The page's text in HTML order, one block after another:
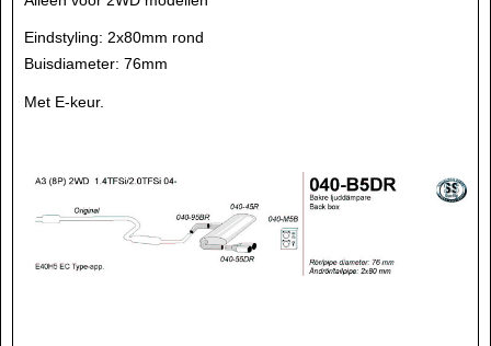
Eindstyling: 2x80mm rond
Buisdiameter: 76mm
Met E-keur.